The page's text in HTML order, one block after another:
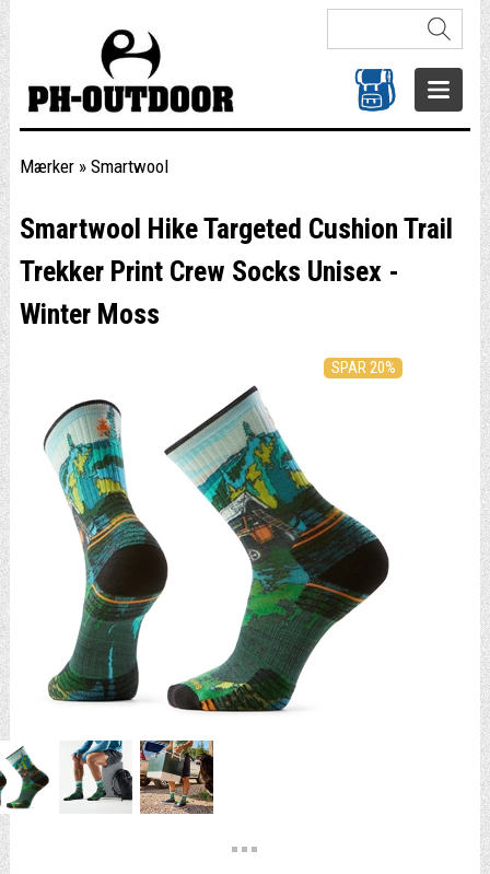
Mærker» Smartwool
Smartwool Hike Targeted Cushion Trail
Trekker Print Crew Socks Unisex -
Winter Moss
SPAR 20%